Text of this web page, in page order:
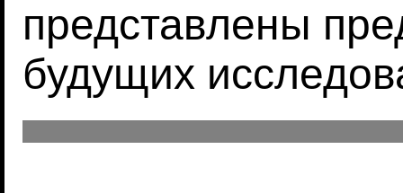
представлены
будущих